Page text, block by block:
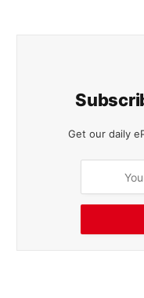
Get our daily